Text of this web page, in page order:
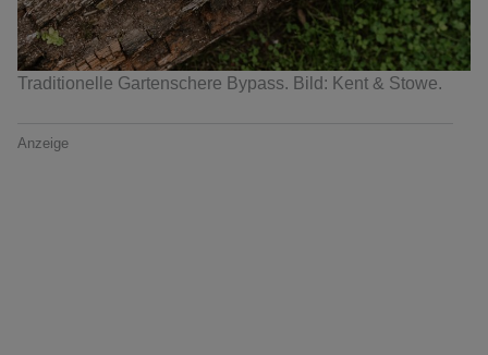
Traditionelle Gartenschere Bypass. Bild: Kent & Stowe.
Anzeige